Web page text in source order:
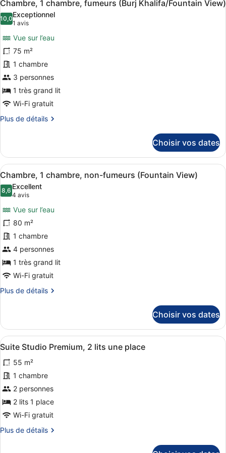
chambre
Chambre,
chambre,
non-
fumeurs
(Burj
Khalifa/Fountain
View)
toutes
les
photos
pour
ce
type
de
chambre :
Chambre,
1
chambre,
(Burj
Khalifa/Fountain
View)
Chambre, 1 chambre, fumeurs (Burj Khalifa/Fountain View)
10,010,0 sur 10
Exceptionnel
1 avis
(1 avis)
Vue sur l’eau
75 m²
1 chambre
3 personnes
1 très grand lit
Wi-Fi gratuit
Plus de détails
Plus
le
type
de
chambre
Chambre,
chambre,
fumeurs
(Burj
Khalifa/Fountain
View)
Choisir vos dates
Afficher
toutes
les
photos
pour
ce
type
de
chambre :
Chambre,
1
chambre,
fumeurs
(Fountain
View)
Literie hypoallergénique, couette
8
Chambre, 1 chambre, non-fumeurs (Fountain View)
8,68,6 sur 10
Excellent
4 avis
(4 avis)
Vue sur l’eau
80 m²
1 chambre
4 personnes
1 très grand lit
Wi-Fi gratuit
Plus de détails
Plus
le
type
de
Chambre,
chambre,
non-
fumeurs
View)
Choisir vos dates
Afficher
toutes
les
photos
pour
ce
type
chambre :
Une chambre d’hôtel avec de
9
Suite Studio Premium, 2 lits une place
55 m²
1 chambre
2 personnes
2 lits 1 place
Wi-Fi gratuit
Plus de détails
Plus